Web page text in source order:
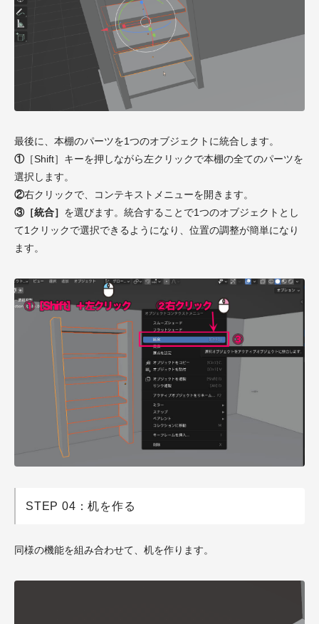
最後に、本棚のパーツを1つのオブジェクトに統合します。
①［Shift］キーを押しながら左クリックで本棚の全てのパーツを
選択します。
②右クリックで、コンテキストメニューを開きます。
③［統合］ を選びます。統合することで1つのオブジェクトとし
て1クリックで選択できるようになり、位置の調整が簡単になり
ます。
STEP 04：机を作る
同様の機能を組み合わせて、机を作ります。